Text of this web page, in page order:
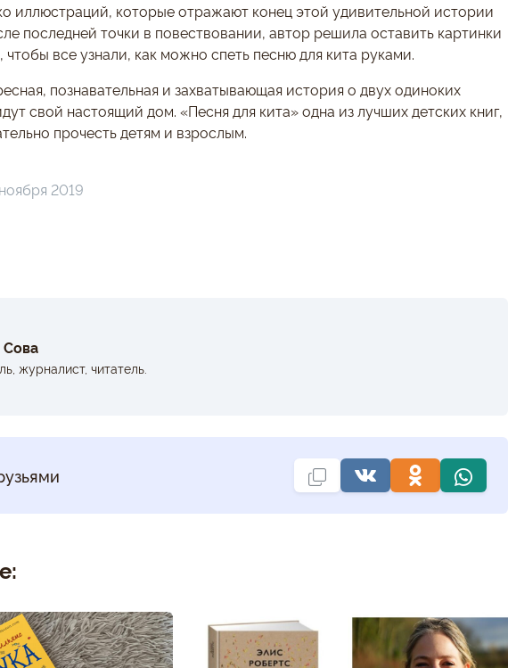
иллюстраций, которые отражают конец этой удивительной истории
последней точки в повествовании, автор решила оставить картинки
чтобы все узнали, как можно спеть песню для кита руками.
познавательная и захватывающая история о двух одиноких
свой настоящий дом. «Песня для кита» одна из лучших детских книг,
прочесть детям и взрослым.
2019
журналист, читатель.